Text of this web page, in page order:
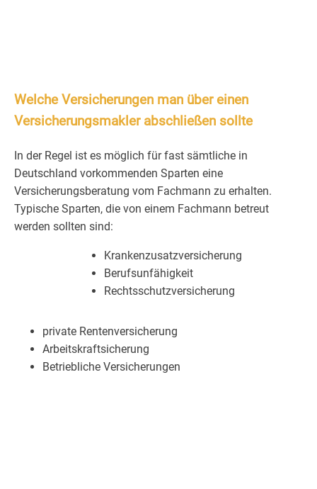
Welche Versicherungen man über einen
Versicherungsmakler abschließen sollte
In der Regel ist es möglich für fast sämtliche in
Deutschland vorkommenden Sparten eine
Versicherungsberatung vom Fachmann zu erhalten.
Typische Sparten, die von einem Fachmann betreut
werden sollten sind:
Krankenzusatzversicherung
Berufsunfähigkeit
Rechtsschutzversicherung
private Rentenversicherung
Arbeitskraftsicherung
Betriebliche Versicherungen